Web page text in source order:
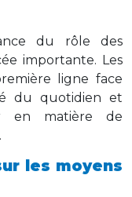
du rôle des
importante. Les
ligne face
du quotidien et
en matière de
les moyens